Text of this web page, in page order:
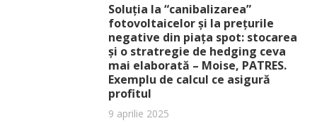
Soluția la “canibalizarea”
fotovoltaicelor și la prețurile
negative din piața spot: stocarea
și o stratregie de hedging ceva
mai elaborată – Moise, PATRES.
Exemplu de calcul ce asigură
profitul
9 aprilie 2025